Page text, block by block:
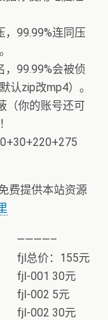
99.99%连同压
99.99%会被侦
认zip改mp4）。
（你的账号还可
费提供本站资源
————–
fjl总价：155元
fjl-001 30元
fjl-002 5元
fjl-002 30元